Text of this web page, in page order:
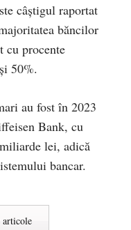
câştigul raportat
băncilor
cu procente
50%.
au fost în 2023
Bank, cu
lei, adică
bancar.